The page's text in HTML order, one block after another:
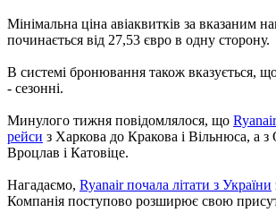
Мінімальна ціна авіаквитків за вказаним
починається від 27,53 євро в одну сторону.
В системі бронювання також вказується,
- сезонні.
Минулого тижня повідомлялося, що
рейси з Харкова до Кракова і Вільнюса, а з
Вроцлав і Катовіце.
Нагадаємо, Ryanair почала літати з України
Компанія поступово розширює свою